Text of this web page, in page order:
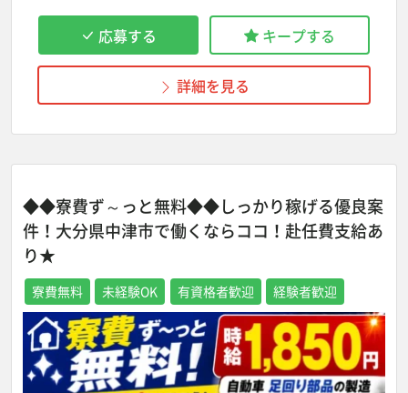
応募する キープする
詳細を見る
◆◆寮費ず～っと無料◆◆しっかり稼げる優良案
件！大分県中津市で働くならココ！赴任費支給あ
り★
寮費無料 未経験OK 有資格者歓迎 経験者歓迎